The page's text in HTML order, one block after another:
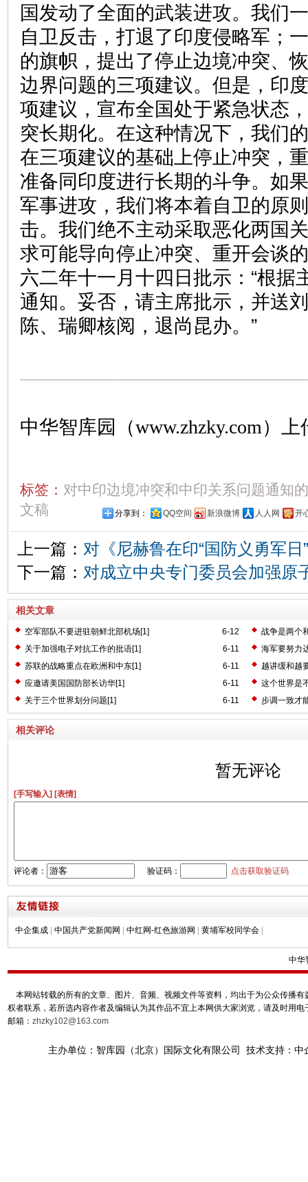
国发动了全面的武装进攻。我们
自卫反击，打退了印度侵略军；
的旗帜，提出了停止边境冲突、
边界问题的三项建议。但是，印
项建议，宣布全国处于紧急状态
突长期化。在这种情况下，我们
在三项建议的基础上停止冲突，
准备同印度进行长期的斗争。如
军事进攻，我们将本着自卫的原
击。我们绝不主动采取恶化两国
求可能导向停止冲突、重开会谈
六二年十一月十四日批示：“根据
通知。妥否，请主席批示，并送
陈、瑞卿核阅，退尚昆办。”
中华智库园（www.zhzky.com）上
标签： 对中印边境冲突和中印关系问题通知
文稿
分享到： QQ空间 新浪微博 人人网 开
上一篇： 对《尼赫鲁在印“国防义勇军
下一篇： 对成立中央专门委员会加强原
相关文章
6-12
空军部队不要进驻朝鲜北部机场[1]
战争是两个
6-11
关于加强电子对抗工作的批语[1]
海军要努力
6-11
苏联的战略重点在欧洲和中东[1]
越讲缓和越
6-11
应邀请美国国防部长访华[1]
这个世界是
6-11
关于三个世界划分问题[1] 步调一致才
相关评论
暂无评论
[手写输入] [表情]
评论者： 验证码： 点击获取验证码
中企集成 中国共产党新闻网 中红网-红色旅游网 黄埔军校同学会
中华
本网站转载的所有的文章、图片、音频、视频文件等资料，均出于为公众传播
权者联系，若所选内容作者及编辑认为其作品不宜上本网供大家浏览，请及时用
邮箱： zhzky102@163.com
主办单位：智库园（北京）国际文化有限公司 技术支持：